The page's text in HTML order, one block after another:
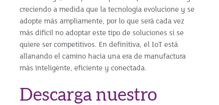
creciendo a medida que la tecnología evolucione y se
adopte más ampliamente, por lo que será cada vez
más difícil no adoptar este tipo de soluciones si se
quiere ser competitivos. En definitiva, el IoT está
allanando el camino hacia una era de manufactura
más inteligente, eficiente y conectada.
Descarga nuestro